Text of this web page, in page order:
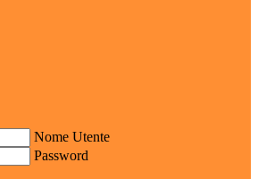
Nome Utente
Password